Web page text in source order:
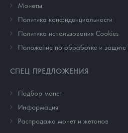
Монеты
Политика конфиденциальности
Политика использования Cookies
Положение по обработке и
СПЕЦ ПРЕДЛОЖЕНИЯ
Подбор монет
Информация
Распродажа монет и жетонов